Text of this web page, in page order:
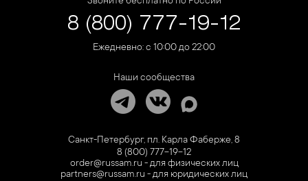
8 (800) 777-19-12
Ежедневно: с 10:00 до 22:00
Наши сообщества
Санкт-Петербург, пл. Карла Фаберже, 8
8 (800) 777-19-12
order@russam.ru - для физических лиц
partners@russam.ru - для юридических лиц